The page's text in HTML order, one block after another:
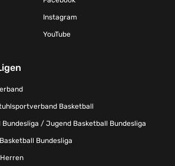
Instagram
YouTube
Basketball
/ Jugend Basketball Bundesliga
Bundesliga